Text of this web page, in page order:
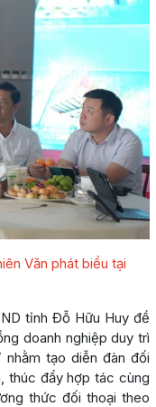
Văn phát biểu tại
tỉnh Đỗ Hữu Huy đề
doanh nghiệp duy trì
nhằm tạo diễn đàn đối
thúc đẩy hợp tác cùng
thức đối thoại theo